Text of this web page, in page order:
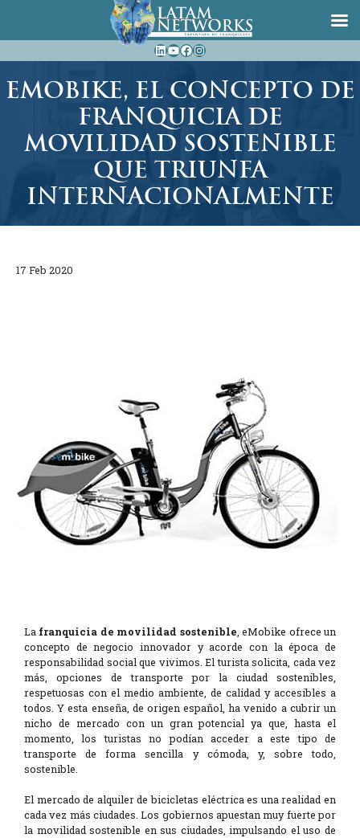
al
LinkedIn
YouTube
Facebook
Instagram
EMOBIKE, EL CONCEPTO DE
FRANQUICIA DE
MOVILIDAD SOSTENIBLE
QUE TRIUNFA
INTERNACIONALMENTE
17 Feb 2020
La franquicia de movilidad sostenible , eMobike ofrece un
concepto de negocio innovador y acorde con la época de
responsabilidad social que vivimos. El turista solicita, cada vez
más, opciones de transporte por la ciudad sostenibles,
respetuosas con el medio ambiente, de calidad y accesibles a
todos. Y esta enseña, de origen español, ha venido a cubrir un
nicho de mercado con un gran potencial ya que, hasta el
momento, los turistas no podían acceder a este tipo de
transporte de forma sencilla y cómoda, y, sobre todo,
sostenible.
El mercado de alquiler de bicicletas eléctrica es una realidad en
cada vez más ciudades. Los gobiernos apuestan muy fuerte por
la movilidad sostenible en sus ciudades, impulsando el uso de